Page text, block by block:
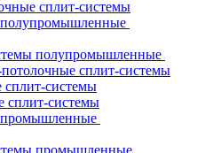
сплит-системы
полупромышленные
сплит-системы
сплит-системы
сплит-системы
промышленные